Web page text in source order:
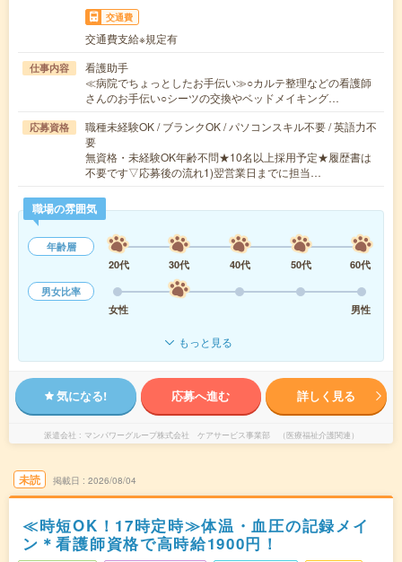
交通費
交通費支給※規定有
仕事内容
看護助手
≪病院でちょっとしたお手伝い≫○カルテ整理などの看護師
さんのお手伝い○シーツの交換やベッドメイキング…
応募資格
職種未経験OK / ブランクOK / パソコンスキル不要 / 英語力不
要
無資格・未経験OK年齢不問★10名以上採用予定★履歴書は
不要です▽応募後の流れ1)翌営業日までに担当…
職場の雰囲気
年齢層
20代
30代 40代 50代
60代
男女比率
女性
男性
もっと見る
気になる! 応募へ進む 詳しく見る
派遣会社 マンパワーグループ株式会社 ケアサービス事業部 （医療福祉介護関連）
未読 掲載日 2026/08/04
≪時短OK！17時定時≫体温・血圧の記録メイ
ン＊看護師資格で高時給1900円！